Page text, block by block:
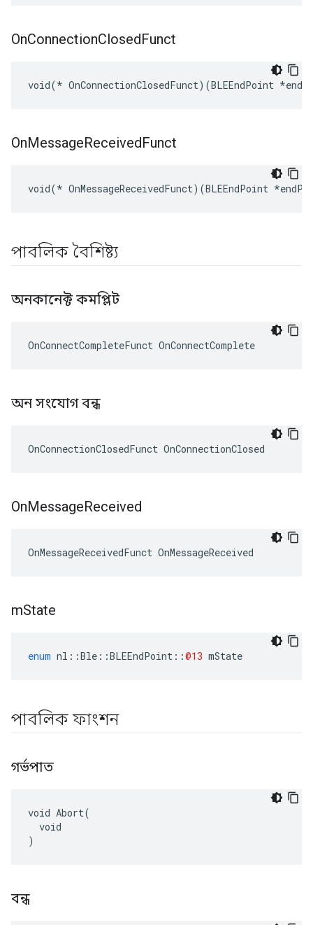
OnConnectionClosedFunct
void(* OnConnectionClosedFunct)(BLEEndPoint
OnMessageReceivedFunct
void(* OnMessageReceivedFunct)(BLEEndPoint
পাবলিক বৈশিষ্ট্য
অনকানেক্ট কমপ্লিট
OnConnectCompleteFunct OnConnectComplete
অন ​​সংযোগ বন্ধ
OnConnectionClosedFunct OnConnectionClosed
OnMessageReceived
OnMessageReceivedFunct OnMessageReceived
mState
enum nl ::Ble ::BLEEndPoint ::@13 mState
পাবলিক ফাংশন
গর্ভপাত
void Abort(
  void
)
বন্ধ